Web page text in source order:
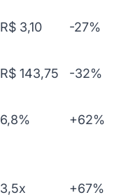
R$ 3,10 -27%
R$ 143,75 -32%
6,8% +62%
3,5x +67%